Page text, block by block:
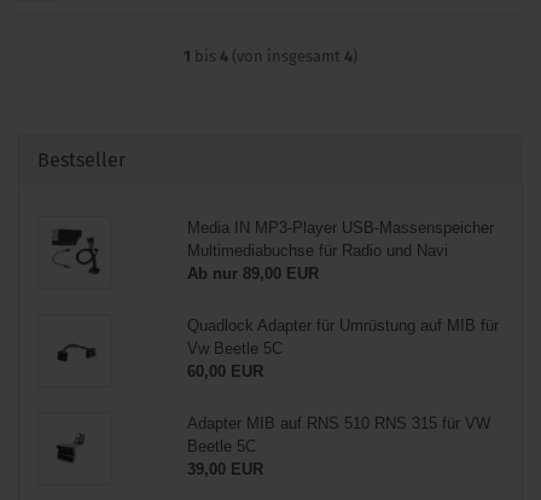
1 bis 4 (von insgesamt 4)
Bestseller
Media IN MP3-Player USB-Massenspeicher
Multimediabuchse für Radio und Navi
Ab nur 89,00 EUR
Quadlock Adapter für Umrüstung auf MIB für
Vw Beetle 5C
60,00 EUR
Adapter MIB auf RNS 510 RNS 315 für VW
Beetle 5C
39,00 EUR